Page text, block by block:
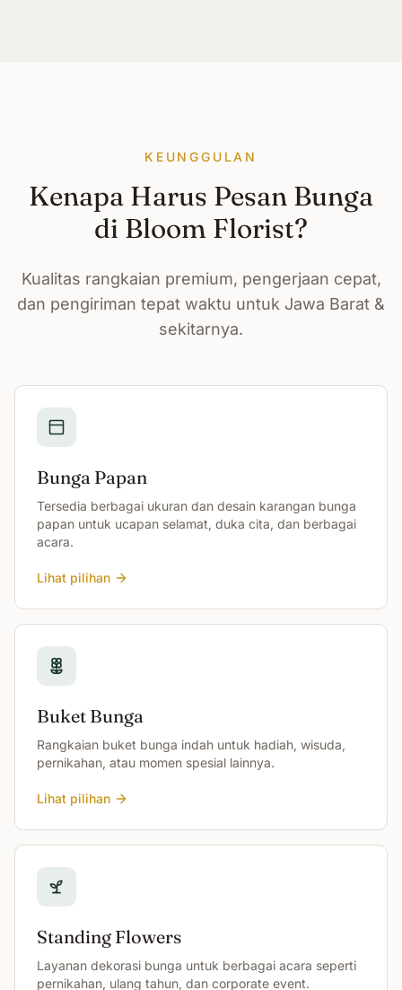
KEUNGGULAN
Kenapa Harus Pesan Bunga
di Bloom Florist?
Kualitas rangkaian premium, pengerjaan cepat,
dan pengiriman tepat waktu untuk Jawa Barat &
sekitarnya.
Bunga Papan
Tersedia berbagai ukuran dan desain karangan bunga
papan untuk ucapan selamat, duka cita, dan berbagai
acara.
Lihat pilihan
Buket Bunga
Rangkaian buket bunga indah untuk hadiah, wisuda,
pernikahan, atau momen spesial lainnya.
Lihat pilihan
Standing Flowers
Layanan dekorasi bunga untuk berbagai acara seperti
pernikahan, ulang tahun, dan corporate event.